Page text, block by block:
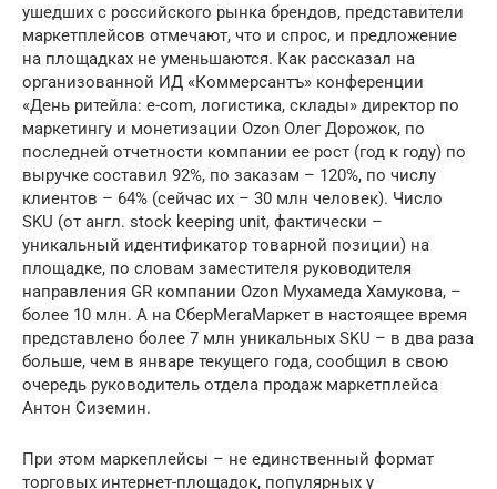
ушедших с российского рынка брендов, представители
маркетплейсов отмечают, что и спрос, и предложение
на площадках не уменьшаются. Как рассказал на
организованной ИД «Коммерсантъ» конференции
«День ритейла: e-com, логистика, склады» директор по
маркетингу и монетизации Ozon Олег Дорожок, по
последней отчетности компании ее рост (год к году) по
выручке составил 92%, по заказам – 120%, по числу
клиентов – 64% (сейчас их – 30 млн человек). Число
SKU (от англ. stock keeping unit, фактически –
уникальный идентификатор товарной позиции) на
площадке, по словам заместителя руководителя
направления GR компании Ozon Мухамеда Хамукова, –
более 10 млн. А на СберМегаМаркет в настоящее время
представлено более 7 млн уникальных SKU – в два раза
больше, чем в январе текущего года, сообщил в свою
очередь руководитель отдела продаж маркетплейса
Антон Сиземин.
При этом маркеплейсы – не единственный формат
торговых интернет-площадок, популярных у